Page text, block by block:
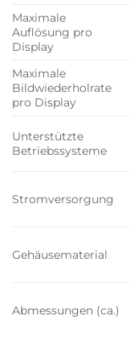
Maximale
Auflösung pro
Display
Maximale
Bildwiederholrate
pro Display
Unterstützte
Betriebssysteme
Stromversorgung
Gehäusematerial
Abmessungen (ca.)